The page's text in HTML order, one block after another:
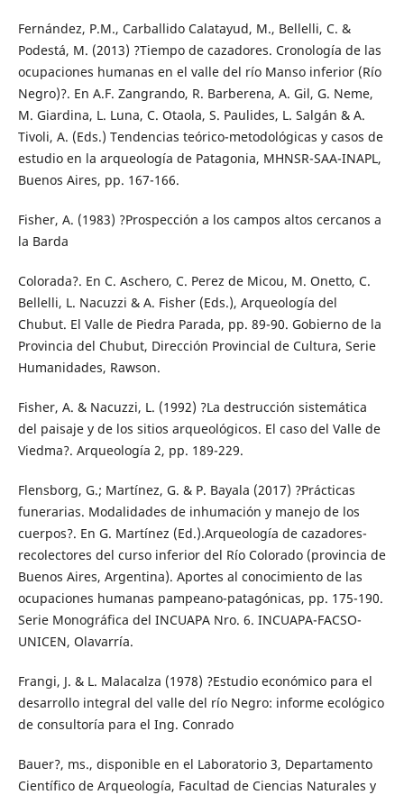
Fernández, P.M., Carballido Calatayud, M., Bellelli, C. &
Podestá, M. (2013) ?Tiempo de cazadores. Cronología de las
ocupaciones humanas en el valle del río Manso inferior (Río
Negro)?. En A.F. Zangrando, R. Barberena, A. Gil, G. Neme,
M. Giardina, L. Luna, C. Otaola, S. Paulides, L. Salgán & A.
Tivoli, A. (Eds.) Tendencias teórico-metodológicas y casos de
estudio en la arqueología de Patagonia, MHNSR-SAA-INAPL,
Buenos Aires, pp. 167-166.
Fisher, A. (1983) ?Prospección a los campos altos cercanos a
la Barda
Colorada?. En C. Aschero, C. Perez de Micou, M. Onetto, C.
Bellelli, L. Nacuzzi & A. Fisher (Eds.), Arqueología del
Chubut. El Valle de Piedra Parada, pp. 89-90. Gobierno de la
Provincia del Chubut, Dirección Provincial de Cultura, Serie
Humanidades, Rawson.
Fisher, A. & Nacuzzi, L. (1992) ?La destrucción sistemática
del paisaje y de los sitios arqueológicos. El caso del Valle de
Viedma?. Arqueología 2, pp. 189-229.
Flensborg, G.; Martínez, G. & P. Bayala (2017) ?Prácticas
funerarias. Modalidades de inhumación y manejo de los
cuerpos?. En G. Martínez (Ed.).Arqueología de cazadores-
recolectores del curso inferior del Río Colorado (provincia de
Buenos Aires, Argentina). Aportes al conocimiento de las
ocupaciones humanas pampeano-patagónicas, pp. 175-190.
Serie Monográfica del INCUAPA Nro. 6. INCUAPA-FACSO-
UNICEN, Olavarría.
Frangi, J. & L. Malacalza (1978) ?Estudio económico para el
desarrollo integral del valle del río Negro: informe ecológico
de consultoría para el Ing. Conrado
Bauer?, ms., disponible en el Laboratorio 3, Departamento
Científico de Arqueología, Facultad de Ciencias Naturales y